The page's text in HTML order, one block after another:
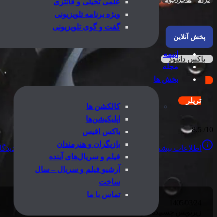
علمی تخیلی و فانتزی
ویژه برنامه تلویزیونی
گفت و گوی تلویزیونی
انیمه
مجله
بخش ها
کالکشن ها
اپلیکیشن‌ها
باکس افیس
بازیگران و هنرمندان
فیلم و سریال‌های آینده
آرشیو فیلم و سریال – سال
ساخت
تماس با ما
پخش آنلاین
باکس دانلود
تریلر
10/
8.5
اطلاعات بیشتر بازیگران کالکشن‌ها زیرنویس‌ها
زیرنویس چسبیده فارسی اضافه شد